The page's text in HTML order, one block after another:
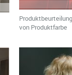
von Produktfarbe